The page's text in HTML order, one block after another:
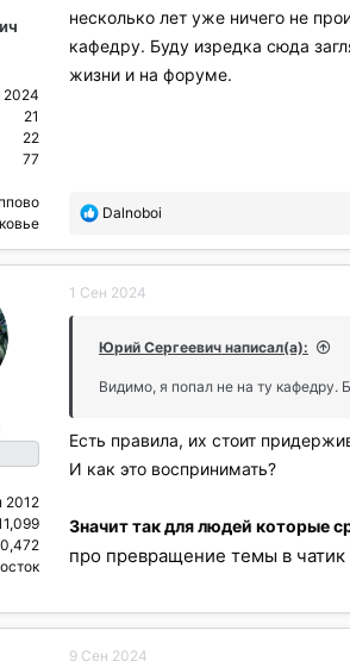
2024
21
22
77
несколько лет уже ничего не
кафедру. Буду изредка сюда
жизни и на форуме.
П
б
а
о
а
л
и
Dalnoboi
2012
1 Сен 2024
Юрий Сергеевич написал(а):
Видимо, я попал не на ту кафедру.
Есть правила, их стоит
И как это воспринимать?
Значит так для людей которые
про превращение темы в чатик
9 Сен 2024